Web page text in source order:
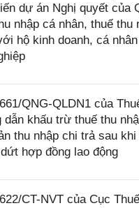
dự án Nghị quyết của
nhập cá nhân, thuế thu
hộ kinh doanh, cá
QNG-QLDN1 của
dẫn khấu trừ thuế thu
thu nhập chi trả sau
hợp đồng lao động
CT-NVT của Cục